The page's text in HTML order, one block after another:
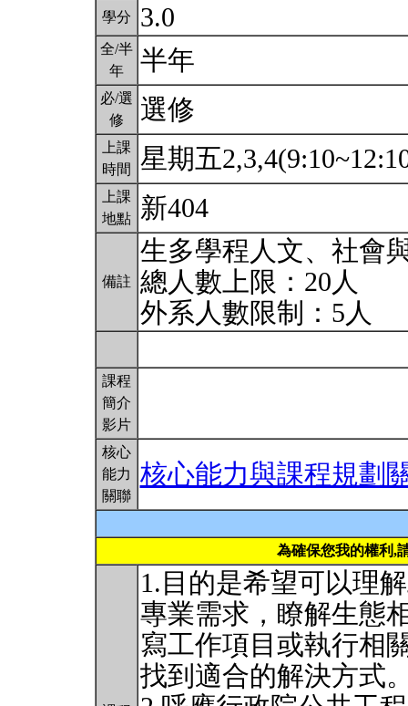
學分 3.0
全/半
年
半年
必/選
修
選修
上課
時間
星期五
上課
地點
新404
備註
生多學程人文、社會
總人數上限：20人
外系人數限制：5人
課程
簡介
影片
核心
能力
關聯
核心能力與課程規劃
為確保您我的權利,
1.目的是希望可以理
專業需求，瞭解生態
寫工作項目或執行相
找到適合的解決方式